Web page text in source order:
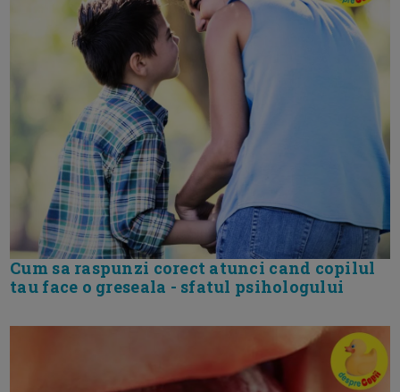
Cum sa raspunzi corect atunci cand copilul
tau face o greseala - sfatul psihologului